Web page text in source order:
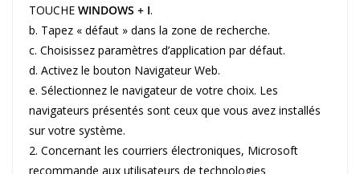
TOUCHE WINDOWS + I.
b. Tapez « défaut » dans la zone de recherche.
c. Choisissez paramètres d’application par défaut.
d. Activez le bouton Navigateur Web.
e. Sélectionnez le navigateur de votre choix. Les
navigateurs présentés sont ceux que vous avez installés
sur votre système.
2. Concernant les courriers électroniques, Microsoft
recommande aux utilisateurs de technologies